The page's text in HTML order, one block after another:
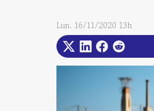
Lun. 16/11/2020 13h